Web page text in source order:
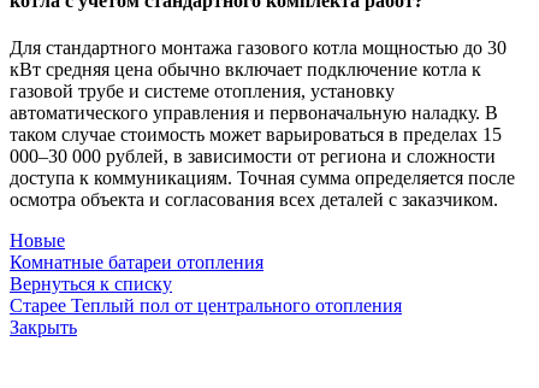
Для стандартного монтажа газового котла мощностью до 30
кВт средняя цена обычно включает подключение котла к
газовой трубе и системе отопления, установку
автоматического управления и первоначальную наладку. В
таком случае стоимость может варьироваться в пределах 15
000–30 000 рублей, в зависимости от региона и сложности
доступа к коммуникациям. Точная сумма определяется после
осмотра объекта и согласования всех деталей с заказчиком.
Новые
Комнатные батареи отопления
Вернуться к списку
Старее Теплый пол от центрального отопления
Закрыть